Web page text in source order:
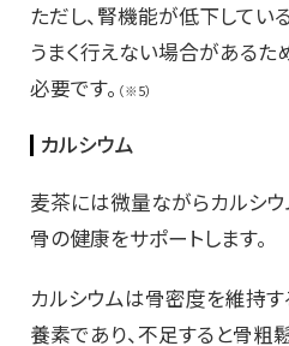
ただし、腎機能が低下してい
うまく行えない場合がある
必要です。 （※5）
カルシウム
麦茶には微量ながらカルシウ
骨の健康をサポートします。
カルシウムは骨密度を維持
養素であり、不足すると骨粗